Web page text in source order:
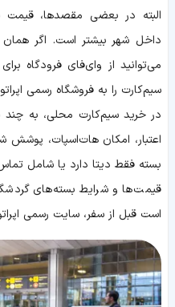
البته در بعضی مقصدها، قیمت
داخل شهر بیشتر است. اگر همان
می‌توانید از وای‌فای فرودگاه
سیم‌کارت را به فروشگاه رسمی
در خرید سیم‌کارت محلی، به
اعتبار، امکان هات‌اسپات، پوشش
بسته فقط دیتا دارد یا شامل
قیمت‌ها و شرایط بسته‌های
است قبل از سفر، سایت رسمی